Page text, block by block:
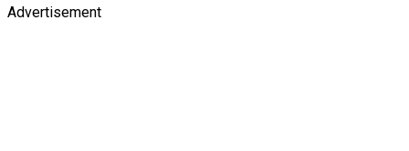
Advertisement